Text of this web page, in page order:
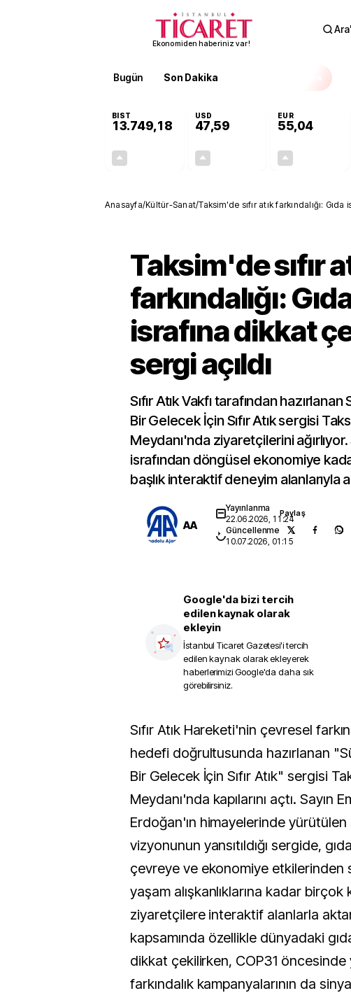
Ekonomiden haberiniz var!
Ara
Bugün Son Dakika
BIST
13.749,18
USD
47,59
EUR
55,04
Anasayfa/Kültür-Sanat/Taksim'de sıfır atık farkındalığı:
Taksim'de sıfır
farkındalığı:
israfına dikkat
sergi açıldı
Sıfır Atık Vakfı tarafından
Bir Gelecek İçin Sıfır Atık sergisi
Meydanı'nda ziyaretçilerini
israfından döngüsel ekonomiye
başlık interaktif deneyim alanlarıyla
AA
Yayınlanma
22.06.2026, 11:24
Güncellenme
10.07.2026, 01:15
Paylaş
Google'da bizi tercih
edilen kaynak olarak
ekleyin
İstanbul Ticaret Gazetesi'i tercih
edilen kaynak olarak ekleyerek
haberlerimizi Google'da daha sık
görebilirsiniz.
Sıfır Atık Hareketi'nin çevresel farkındalığı artırma
hedefi doğrultusunda hazırlanan
Bir Gelecek İçin Sıfır Atık" sergisi
Meydanı'nda kapılarını açtı. Sayın
Erdoğan'ın himayelerinde yürütülen
vizyonunun yansıtıldığı sergide,
çevreye ve ekonomiye etkilerinden
yaşam alışkanlıklarına kadar birçok
ziyaretçilere interaktif alanlarla
kapsamında özellikle dünyadaki
dikkat çekilirken, COP31 öncesinde
farkındalık kampanyalarının da